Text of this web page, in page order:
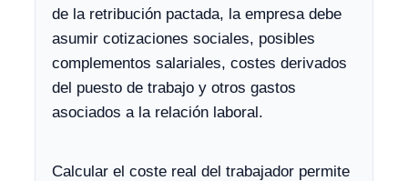
de la retribución pactada, la empresa debe
asumir cotizaciones sociales, posibles
complementos salariales, costes derivados
del puesto de trabajo y otros gastos
asociados a la relación laboral.
Calcular el coste real del trabajador permite